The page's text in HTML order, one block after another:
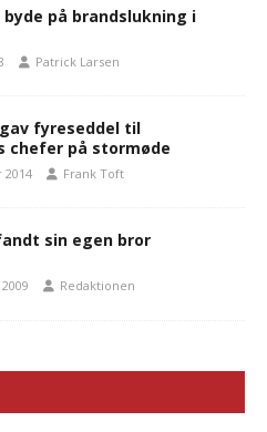
byde på brandslukning i
Patrick Larsen
fyreseddel til
chefer på stormøde
2014 Frank Toft
sin egen bror
Redaktionen